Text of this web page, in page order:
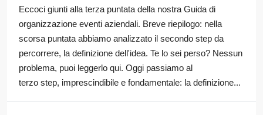
Eccoci giunti alla terza puntata della nostra Guida di
organizzazione eventi aziendali. Breve riepilogo: nella
scorsa puntata abbiamo analizzato il secondo step da
percorrere, la definizione dell'idea. Te lo sei perso? Nessun
problema, puoi leggerlo qui. Oggi passiamo al
terzo step, imprescindibile e fondamentale: la definizione...